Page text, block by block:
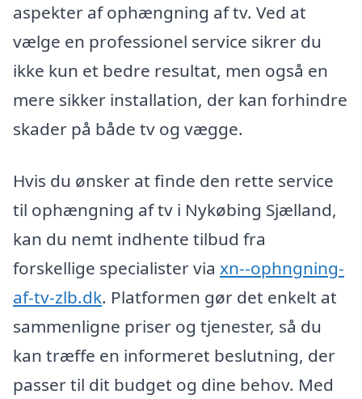
aspekter af ophængning af tv. Ved at
vælge en professionel service sikrer du
ikke kun et bedre resultat, men også en
mere sikker installation, der kan forhindre
skader på både tv og vægge.
Hvis du ønsker at finde den rette service
til ophængning af tv i Nykøbing Sjælland,
kan du nemt indhente tilbud fra
forskellige specialister via xn--ophngning-
af-tv-zlb.dk. Platformen gør det enkelt at
sammenligne priser og tjenester, så du
kan træffe en informeret beslutning, der
passer til dit budget og dine behov. Med